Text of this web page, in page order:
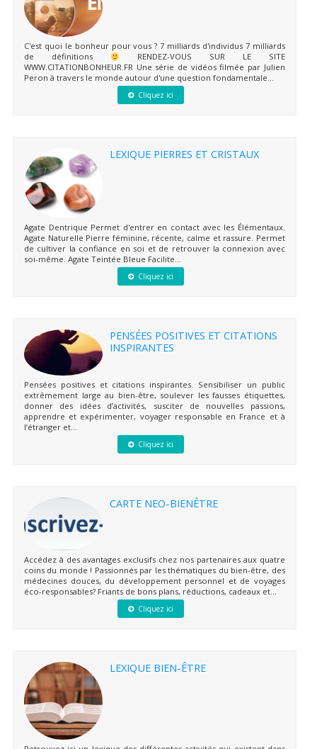
C'est quoi le bonheur pour vous ? 7 milliards d'individus 7 milliards
de définitions
RENDEZ-VOUS SUR LE SITE
WWW.CITATIONBONHEUR.FR Une série de vidéos filmée par Julien
Peron à travers le monde autour d'une question fondamentale...
Cliquez ici
LEXIQUE PIERRES ET CRISTAUX
Agate Dentrique Permet d'entrer en contact avec les Élémentaux.
Agate Naturelle Pierre féminine, récente, calme et rassure. Permet
de cultiver la confiance en soi et de retrouver la connexion avec
soi-même. Agate Teintée Bleue Facilite...
Cliquez ici
PENSÉES POSITIVES ET CITATIONS
INSPIRANTES
Pensées positives et citations inspirantes. Sensibiliser un public
extrêmement large au bien-être, soulever les fausses étiquettes,
donner des idées d’activités, susciter de nouvelles passions,
apprendre et expérimenter, voyager responsable en France et à
l’étranger et...
Cliquez ici
CARTE NEO-BIENÊTRE
Accédez à des avantages exclusifs chez nos partenaires aux quatre
coins du monde ! Passionnés par les thématiques du bien-être, des
médecines douces, du développement personnel et de voyages
éco-responsables? Friants de bons plans, réductions, cadeaux et...
Cliquez ici
LEXIQUE BIEN-ÊTRE